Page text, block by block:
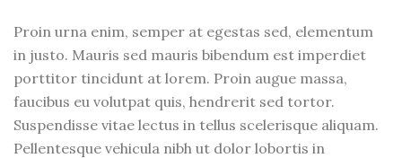
Proin urna enim, semper at egestas sed, elementum
in justo. Mauris sed mauris bibendum est imperdiet
porttitor tincidunt at lorem. Proin augue massa,
faucibus eu volutpat quis, hendrerit sed tortor.
Suspendisse vitae lectus in tellus scelerisque aliquam.
Pellentesque vehicula nibh ut dolor lobortis in